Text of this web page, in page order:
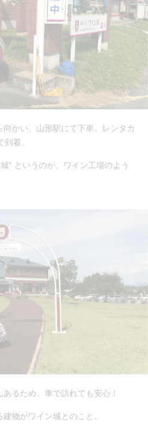
かい、山形駅にて下車。レンタカ
着。
” というのが、ワイン工場のよう
るため、車で訪れても安心！
物がワイン城とのこと。